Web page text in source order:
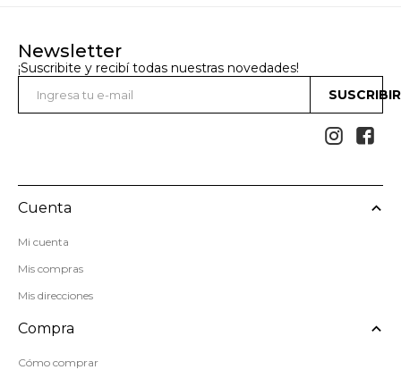
Newsletter
¡Suscribite y recibí todas nuestras novedades!
 
Cuenta
Mi cuenta
Mis compras
Mis direcciones
Compra
Cómo comprar